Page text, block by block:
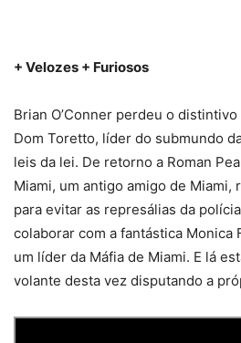
+ Velozes + Furiosos
Brian O’Conner perdeu o
Dom Toretto, líder do submundo
leis da lei. De retorno a Roman
Miami, um antigo amigo de Miami,
para evitar as represálias da
colaborar com a fantástica Monica
um líder da Máfia de Miami. E lá
volante desta vez disputando a